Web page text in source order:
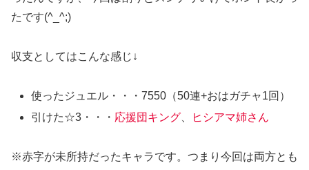
たです(^_^;)
収支としてはこんな感じ↓
使ったジュエル・・・7550（50連+おはガチャ1回）
引けた☆3・・・ 応援団キング ヒシアマ姉さん
※赤字が未所持だったキャラです。つまり今回は両方とも